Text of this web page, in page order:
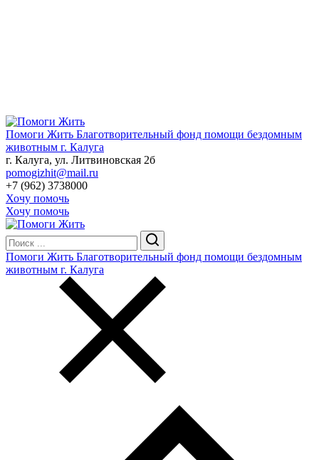
Помоги Жить Благотворительный фонд помощи бездомным
животным г. Калуга
г. Калуга, ул. Литвиновская 2б
pomogizhit@mail.ru
+7 (962) 3738000
Хочу помочь
Хочу помочь
Помоги Жить Благотворительный фонд помощи бездомным
животным г. Калуга